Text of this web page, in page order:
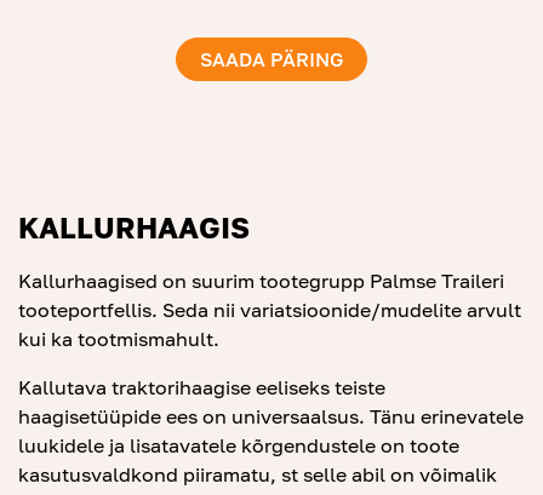
KALLURHAAGIS
Kallurhaagised on suurim tootegrupp Palmse Traileri
tooteportfellis. Seda nii variatsioonide/mudelite arvult
kui ka tootmismahult.
Kallutava traktorihaagise eeliseks teiste
haagisetüüpide ees on universaalsus. Tänu erinevatele
luukidele ja lisatavatele kõrgendustele on toote
kasutusvaldkond piiramatu, st selle abil on võimalik